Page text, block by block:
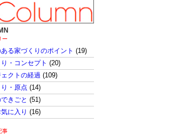
ー
る家づくりのポイント (19)
・コンセプト (20)
クトの経過 (109)
・原点 (14)
きごと (51)
に入り (16)
事